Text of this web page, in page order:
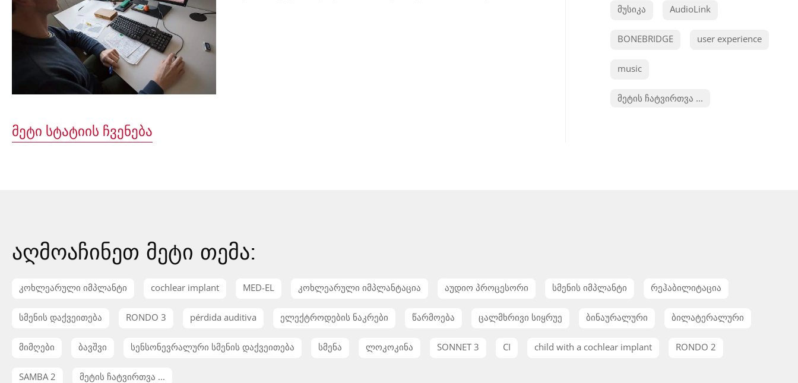
მეტი სტატიის ჩვენება
მუსიკა AudioLink
BONEBRIDGE user experience
music
მეტის ჩატვირთვა ...
აღმოაჩინეთ მეტი თემა:
კოხლეარული იმპლანტი cochlear implant MED-EL კოხლეარული იმპლანტაცია აუდიო პროცესორი სმენის იმპლანტი რეჰაბილიტაცია
სმენის დაქვეითება RONDO 3 pérdida auditiva ელექტროდების ნაკრები წარმოება ცალმხრივი სიყრუე ბინაურალური ბილატერალური
მიმღები ბავშვი სენსონევრალური სმენის დაქვეითება სმენა ლოკოკინა SONNET 3 CI child with a cochlear implant RONDO 2
SAMBA 2 მეტის ჩატვირთვა ...